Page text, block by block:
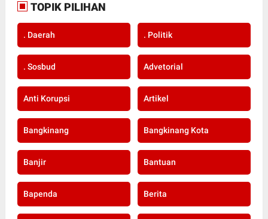
TOPIK PILIHAN
. Daerah . Politik
. Sosbud Advetorial
Anti Korupsi Artikel
Bangkinang Bangkinang Kota
Banjir Bantuan
Bapenda Berita